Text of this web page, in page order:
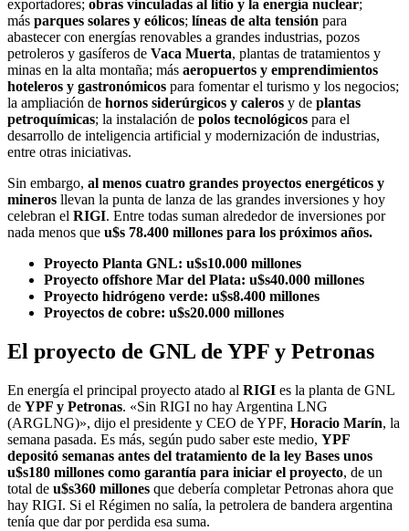
exportadores; obras vinculadas al litio y la energía nuclear;
más parques solares y eólicos; líneas de alta tensión para
abastecer con energías renovables a grandes industrias, pozos
petroleros y gasíferos de Vaca Muerta, plantas de tratamientos y
minas en la alta montaña; más aeropuertos y emprendimientos
hoteleros y gastronómicos para fomentar el turismo y los negocios;
la ampliación de hornos siderúrgicos y caleros y de plantas
petroquímicas; la instalación de polos tecnológicos para el
desarrollo de inteligencia artificial y modernización de industrias,
entre otras iniciativas.
Sin embargo, al menos cuatro grandes proyectos energéticos y
mineros llevan la punta de lanza de las grandes inversiones y hoy
celebran el RIGI. Entre todas suman alrededor de inversiones por
nada menos que u$s 78.400 millones para los próximos años.
Proyecto Planta GNL: u$s10.000 millones
Proyecto offshore Mar del Plata: u$s40.000 millones
Proyecto hidrógeno verde: u$s8.400 millones
Proyectos de cobre: u$s20.000 millones
El proyecto de GNL de YPF y Petronas
En energía el principal proyecto atado al RIGI es la planta de GNL
de YPF y Petronas. «Sin RIGI no hay Argentina LNG
(ARGLNG)», dijo el presidente y CEO de YPF, Horacio Marín, la
semana pasada. Es más, según pudo saber este medio, YPF
depositó semanas antes del tratamiento de la ley Bases unos
u$s180 millones como garantía para iniciar el proyecto, de un
total de u$s360 millones que debería completar Petronas ahora que
hay RIGI. Si el Régimen no salía, la petrolera de bandera argentina
tenía que dar por perdida esa suma.